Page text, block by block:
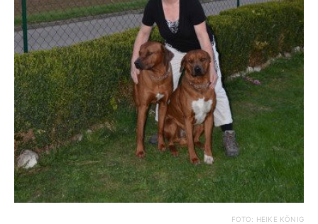
FOTO: HEIKE KÖNIG